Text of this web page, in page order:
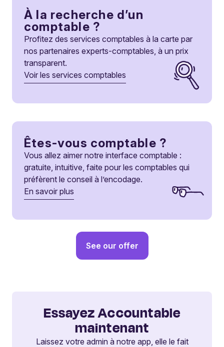
À la recherche d’un
comptable ?
Profitez des services comptables à la carte par
nos partenaires experts-comptables, à un prix
transparent.
Voir les services comptables
Êtes-vous comptable ?
Vous allez aimer notre interface comptable :
gratuite, intuitive, faite pour les comptables qui
préfèrent le conseil à l’encodage.
En savoir plus
See our offer
Essayez Accountable
maintenant
Laissez votre admin à notre app, elle le fait